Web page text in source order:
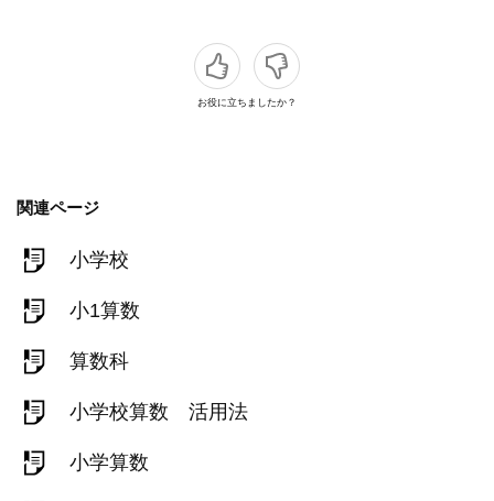
お役に立ちましたか？
関連ページ
小学校
小1算数
算数科
小学校算数 活用法
小学算数